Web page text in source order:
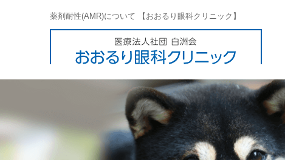
薬剤耐性(AMR)について 【おおるり眼科クリニック】